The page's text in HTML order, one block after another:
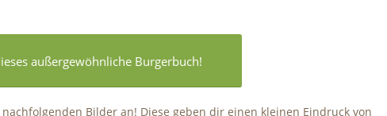
außergewöhnliche Burgerbuch!
Bilder an! Diese geben dir einen kleinen Eindruck von